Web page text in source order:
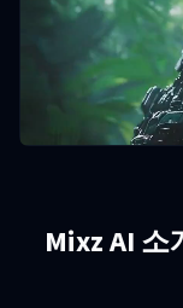
Mixz AI